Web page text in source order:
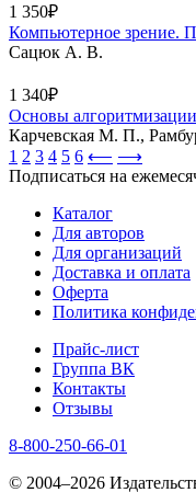
1 350₽
Компьютерное зрение.
Сацюк А. В.
1 340₽
Основы
Карчевская М. П.,
1 2 3 4 5 6 ⟵ ⟶
Подписаться на
Каталог
Для авторов
Для организаций
Доставка и оплата
Оферта
Политика
Прайс-лист
Группа ВК
Контакты
Отзывы
8-800-250-66-01
© 2004–2026